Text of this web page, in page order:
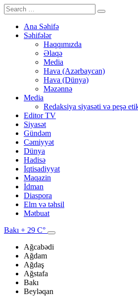
Ana Səhifə
Səhifələr
Haqqımızda
Əlaqə
Media
Hava (Azərbaycan)
Hava (Dünya)
Məzənnə
Media
Redaksiya siyasəti və peşə
Editor TV
Siyasət
Gündəm
Cəmiyyət
Dünya
Hadisə
İqtisadiyyat
Maqazin
İdman
Diaspora
Elm və təhsil
Mətbuat
Bakı + 29 C°
Ağcabədi
Ağdam
Ağdaş
Ağstafa
Bakı
Beyləqan